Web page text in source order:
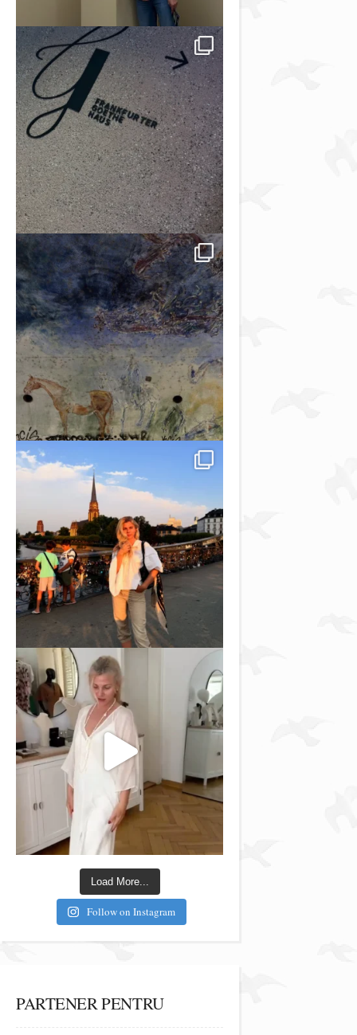
Load More...
Follow on Instagram
PARTENER PENTRU